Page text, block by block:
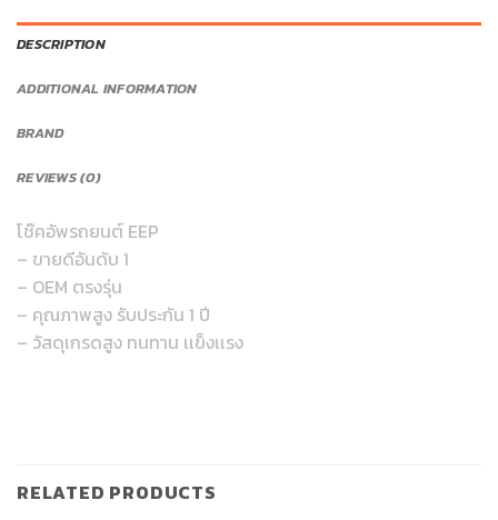
DESCRIPTION
ADDITIONAL INFORMATION
BRAND
REVIEWS (0)
โช๊คอัพรถยนต์ EEP
– ขายดีอันดับ 1
– OEM ตรงรุ่น
– คุณภาพสูง รับประกัน 1 ปี
– วัสดุเกรดสูง ทนทาน เเข็งเเรง
RELATED PRODUCTS